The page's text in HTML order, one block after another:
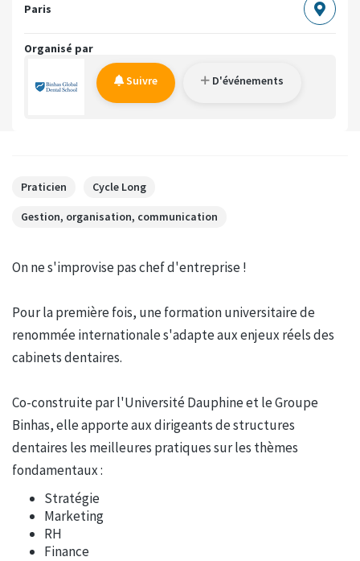
Paris
Organisé par
Suivre D'événements
Praticien Cycle Long
Gestion, organisation, communication
On ne s'improvise pas chef d'entreprise !
Pour la première fois, une formation universitaire de
renommée internationale s'adapte aux enjeux réels des
cabinets dentaires.
Co-construite par l'Université Dauphine et le Groupe
Binhas, elle apporte aux dirigeants de structures
dentaires les meilleures pratiques sur les thèmes
fondamentaux :
Stratégie
Marketing
RH
Finance